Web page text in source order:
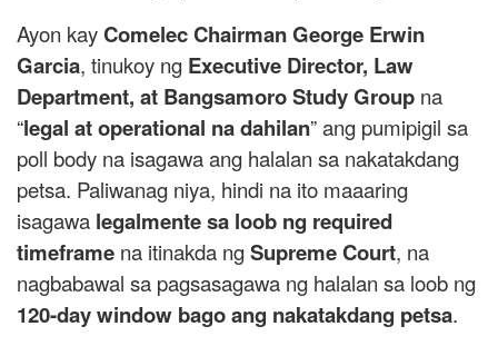
Ayon kayComelec Chairman George Erwin
Garcia, tinukoy ng Executive Director, Law
Department, at Bangsamoro Study Group na
“legal at operational na dahilan” ang pumipigil sa
poll body na isagawa ang halalan sa nakatakdang
petsa. Paliwanag niya, hindi na ito maaaring
isagawa legalmente sa loob ng required
timeframe na itinakda ngSupreme Court, na
nagbabawal sa pagsasagawa ng halalan sa loob ng
120-day window bago ang nakatakdang petsa.